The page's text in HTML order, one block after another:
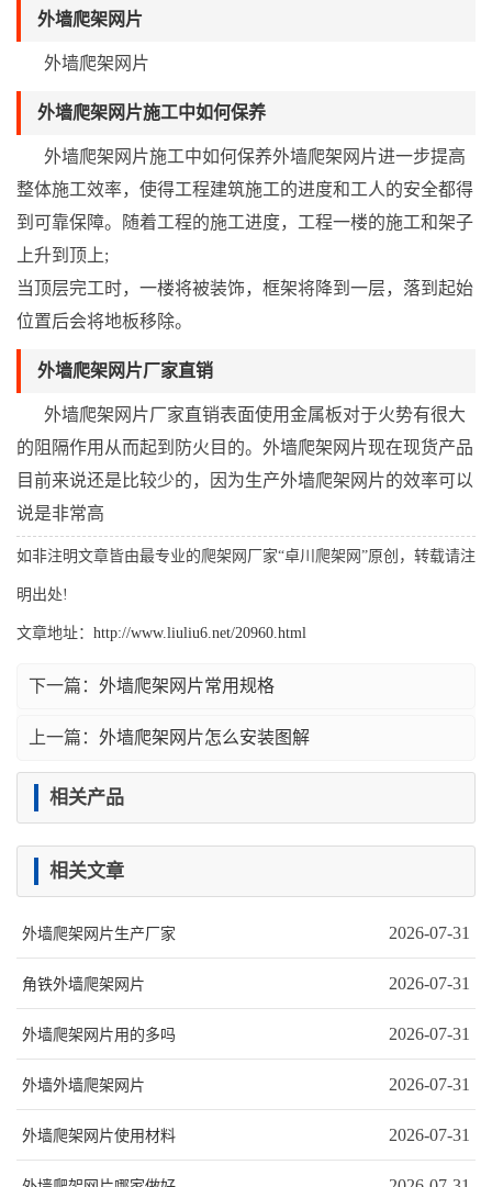
外墙爬架网片
外墙爬架网片
外墙爬架网片施工中如何保养
外墙爬架网片施工中如何保养外墙爬架网片进一步提高
整体施工效率，使得工程建筑施工的进度和工人的安全都得
到可靠保障。随着工程的施工进度，工程一楼的施工和架子
上升到顶上;
当顶层完工时，一楼将被装饰，框架将降到一层，落到起始
位置后会将地板移除。
外墙爬架网片厂家直销
外墙爬架网片厂家直销表面使用金属板对于火势有很大
的阻隔作用从而起到防火目的。外墙爬架网片现在现货产品
目前来说还是比较少的，因为生产外墙爬架网片的效率可以
说是非常高
如非注明文章皆由最专业的爬架网厂家“卓川爬架网”原创，转载请注
明出处!
文章地址： http://www.liuliu6.net/20960.html
下一篇： 外墙爬架网片常用规格
上一篇： 外墙爬架网片怎么安装图解
相关产品
相关文章
2026-07-31
外墙爬架网片生产厂家
2026-07-31
角铁外墙爬架网片
2026-07-31
外墙爬架网片用的多吗
2026-07-31
外墙外墙爬架网片
2026-07-31
外墙爬架网片使用材料